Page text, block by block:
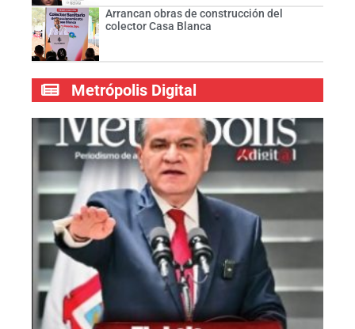
Arrancan obras de construcción del
colector Casa Blanca
Metrópolis Digital